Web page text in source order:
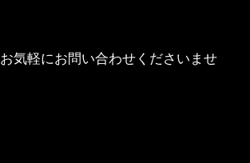
お気軽にお問い合わせくださいませ